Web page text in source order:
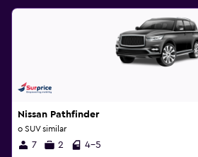
Nissan Pathfinder
o SUV similar
7 2 4-5